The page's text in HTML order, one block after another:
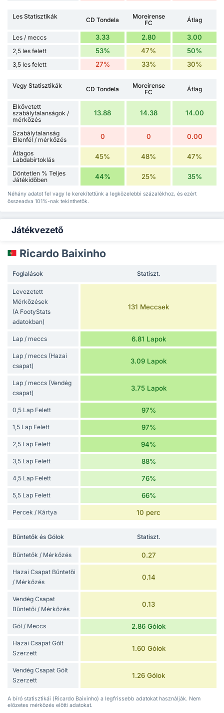
Les Statisztikák CD Tondela
Moreirense
FC
Átlag
Les / meccs 3.33 2.80 3.00
2,5 les felett 53% 47% 50%
3,5 les felett 27% 33% 30%
Vegy Statisztikák CD Tondela
Moreirense
FC
Átlag
Elkövetett
szabálytalanságok /
mérkőzés
13.88 14.38 14.00
Szabálytalanság
Ellenfél / mérkőzés
0 0 0.00
Átlagos
Labdabirtoklás
45% 48% 47%
Döntetlen % Teljes
Játékidőben
44% 25% 35%
Néhány adatot fel vagy le kerekítettünk a legközelebbi százalékhoz, és ezért
összeadva 101%-nak tekinthetők.
Játékvezető
Ricardo Baixinho
Foglalások Statiszt.
Levezetett
Mérkőzések
(A FootyStats
adatokban)
131 Meccsek
Lap / meccs 6.81 Lapok
Lap / meccs (Hazai
csapat)
3.09 Lapok
Lap / meccs (Vendég
csapat)
3.75 Lapok
0,5 Lap Felett 97%
1,5 Lap Felett 97%
2,5 Lap Felett 94%
3,5 Lap Felett 88%
4,5 Lap Felett 76%
5,5 Lap Felett 66%
Percek / Kártya 10 perc
Bűntetők és Gólok Statiszt.
Bűntetők / Mérkőzés 0.27
Hazai Csapat Bűntetői
/ Mérkőzés
0.14
Vendég Csapat
Bűntetői / Mérkőzés
0.13
Gól / Meccs 2.86 Gólok
Hazai Csapat Gólt
Szerzett
1.60 Gólok
Vendég Csapat Gólt
Szerzett
1.26 Gólok
A bíró statisztikái (Ricardo Baixinho) a legfrissebb adatokat használják. Nem
előzetes mérkőzés előtti adatokat.